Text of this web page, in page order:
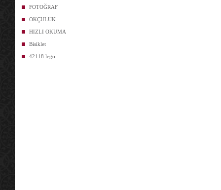
FOTOĞRAF
OKÇULUK
HIZLI OKUMA
Bisiklet
42118 lego